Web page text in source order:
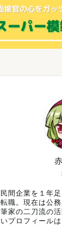
民間企業を１年
転職。現在は公
筆家の二刀流の
いプロフィールは